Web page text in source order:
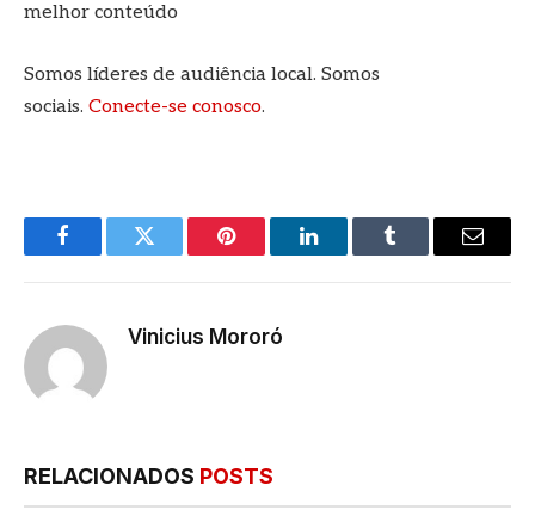
melhor conteúdo
Somos líderes de audiência local. Somos
sociais. Conecte-se conosco.
FacebookTwitter Pinterest LinkedInTumblr
E-
Vinicius Mororó
RELACIONADOS POSTS